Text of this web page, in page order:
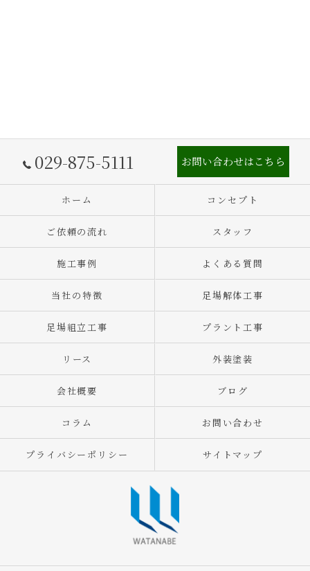
029-875-5111 お問い合わせはこちら
ホーム コンセプト
ご依頼の流れ スタッフ
施工事例 よくある質問
当社の特徴 足場解体工事
足場組立工事 プラント工事
リース 外装塗装
会社概要 ブログ
コラム お問い合わせ
プライバシーポリシー サイトマップ